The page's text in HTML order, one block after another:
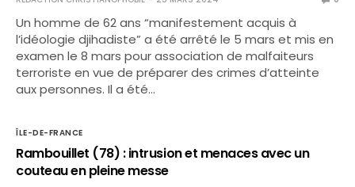
Un homme de 62 ans “manifestement acquis à
l’idéologie djihadiste” a été arrêté le 5 mars et mis en
examen le 8 mars pour association de malfaiteurs
terroriste en vue de préparer des crimes d’atteinte
aux personnes. Il a été…
ÎLE-DE-FRANCE
Rambouillet (78) : intrusion et menaces avec un
couteau en pleine messe